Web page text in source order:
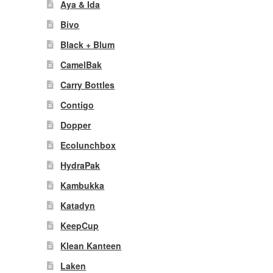
Aya & Ida
Bivo
Black + Blum
CamelBak
Carry Bottles
Contigo
Dopper
Ecolunchbox
HydraPak
Kambukka
Katadyn
KeepCup
Klean Kanteen
Laken